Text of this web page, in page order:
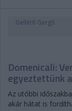
Gellérfi Gergő
Domenicali:
egyeztettünk
Az utóbbi
akár hátat is